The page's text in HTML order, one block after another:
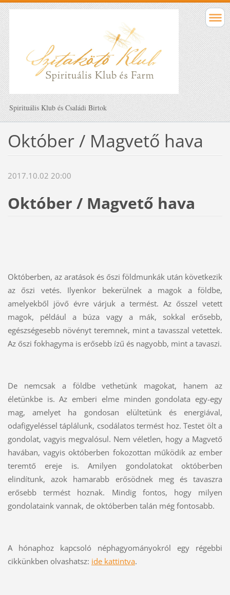
Spirituális Klub és Családi Birtok
Október / Magvető hava
2017.10.02 20:00
Október / Magvető hava
Októberben, az aratások és őszi földmunkák után következik
az őszi vetés. Ilyenkor bekerülnek a magok a földbe,
amelyekből jövő évre várjuk a termést. Az ősszel vetett
magok, például a búza vagy a mák, sokkal erősebb,
egészségesebb növényt teremnek, mint a tavasszal vetettek.
Az őszi fokhagyma is erősebb ízű és nagyobb, mint a tavaszi.
De nemcsak a földbe vethetünk magokat, hanem az
életünkbe is. Az emberi elme minden gondolata egy-egy
mag, amelyet ha gondosan elültetünk és energiával,
odafigyeléssel táplálunk, csodálatos termést hoz. Testet ölt a
gondolat, vagyis megvalósul. Nem véletlen, hogy a Magvető
havában, vagyis októberben fokozottan működik az ember
teremtő ereje is. Amilyen gondolatokat októberben
elindítunk, azok hamarabb erősödnek meg és tavaszra
erősebb termést hoznak. Mindig fontos, hogy milyen
gondolataink vannak, de októberben talán még fontosabb.
A hónaphoz kapcsoló néphagyományokról egy régebbi
cikkünkben olvashatsz: ide kattintva.